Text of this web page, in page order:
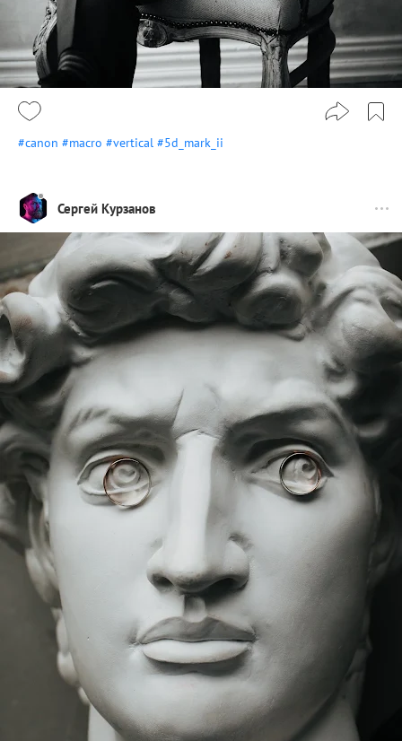
#canon #macro #vertical #5d_mark_ii
Сергей Курзанов